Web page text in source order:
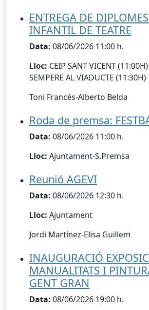
ENTREGA DE
INFANTIL DE TEATRE
Data: 08/06/2026 11:00 h.
Lloc: CEIP SANT VICENT
SEMPERE AL VIADUCTE (11:30H)
Toni Francés-Alberto Belda
Roda de premsa:
Data: 08/06/2026 11:00 h.
Lloc: Ajuntament-S.Premsa
Reunió AGEVI
Data: 08/06/2026 12:30 h.
Lloc: Ajuntament
Jordi Martínez-Elisa Guillem
INAUGURACIÓ
MANUALITATS I
GENT GRAN
Data: 08/06/2026 19:00 h.